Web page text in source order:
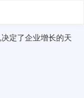
定了企业增长的天